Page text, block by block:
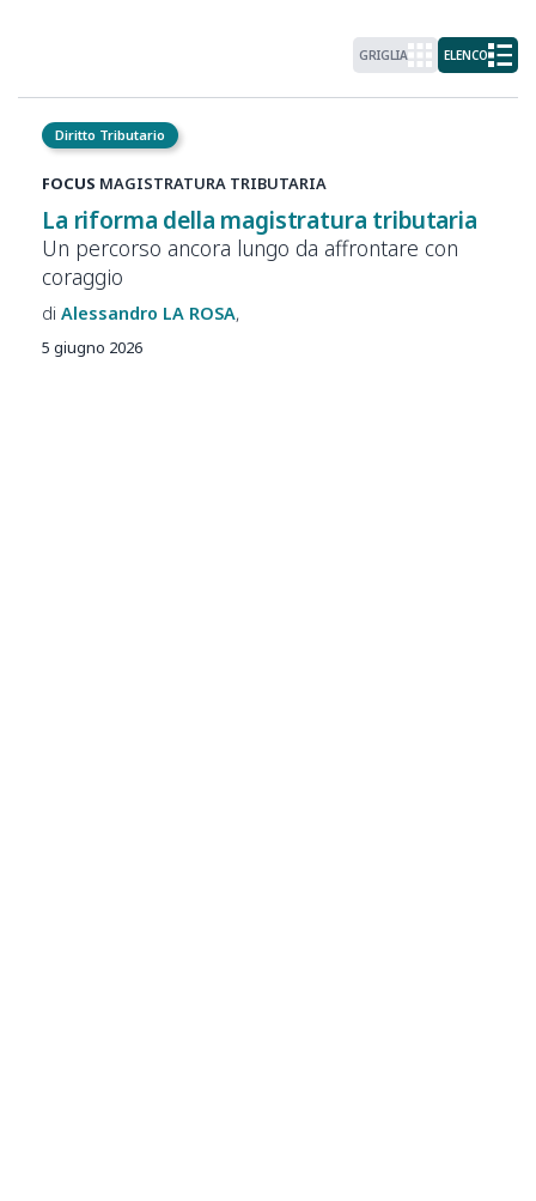
GRIGLIA ELENCO
Diritto Tributario
FOCUS MAGISTRATURA TRIBUTARIA
La riforma della magistratura tributaria
Un percorso ancora lungo da affrontare con
coraggio
Alessandro LA ROSA
5 giugno 2026